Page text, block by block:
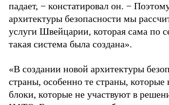
падает, − констатировал он. −
архитектуры безопасности мы
услуги Швейцарии, которая сама по
такая система была создана».
«В создании новой архитектуры
страны, особенно те страны,
блоки, которые не участвуют в